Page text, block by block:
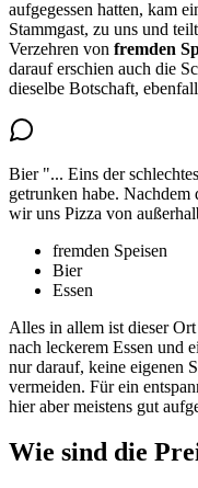
aufgegessen hatten, kam
Stammgast, zu uns und
Verzehren von fremden
darauf erschien auch die
dieselbe Botschaft,
Bier "... Eins der
getrunken habe. Nachdem
wir uns Pizza von
fremden Speisen
Bier
Essen
Alles in allem ist dieser
nach leckerem Essen und
nur darauf, keine eigenen
vermeiden. Für ein
hier aber meistens gut
Wie sind die